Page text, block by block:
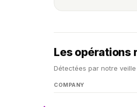
Les opérations
Détectées par notre
COMPANY